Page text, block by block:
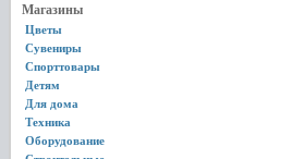
Магазины
Цветы
Сувениры
Спорттовары
Детям
Для дома
Техника
Оборудование